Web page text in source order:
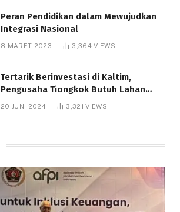
Peran Pendidikan dalam Mewujudkan
Integrasi Nasional
8 MARET 2023 3,364VIEWS
Tertarik Berinvestasi di Kaltim,
Pengusaha Tiongkok Butuh Lahan
1.000 Hektare
20 JUNI 2024 3,321VIEWS